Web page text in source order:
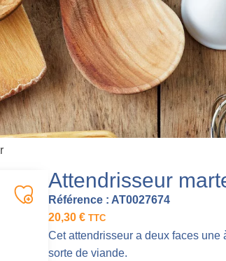
Attendrisseur
Référence : AT0027674
20,30 € TTC
Cet attendrisseur a deux faces une
sorte de viande.